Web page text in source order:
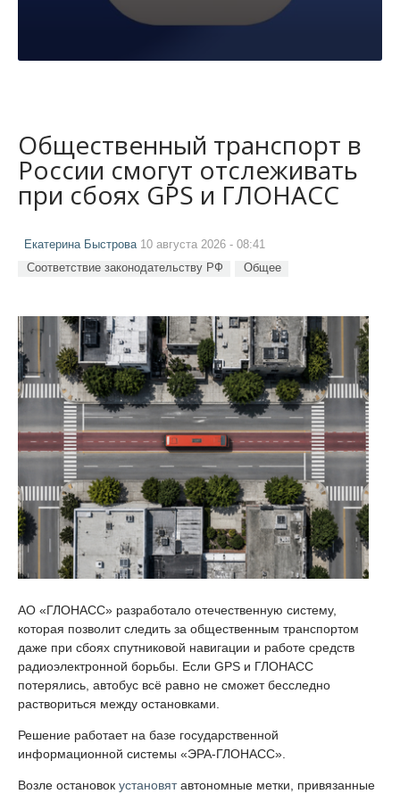
Общественный транспорт в
России смогут отслеживать
при сбоях GPS и ГЛОНАСС
Екатерина Быстрова 10 августа 2026 - 08:41
Соответствие законодательству РФ Общее
АО «ГЛОНАСС» разработало отечественную систему,
которая позволит следить за общественным транспортом
даже при сбоях спутниковой навигации и работе средств
радиоэлектронной борьбы. Если GPS и ГЛОНАСС
потерялись, автобус всё равно не сможет бесследно
раствориться между остановками.
Решение работает на базе государственной
информационной системы «ЭРА-ГЛОНАСС».
Возле остановок установятавтономные метки, привязанные